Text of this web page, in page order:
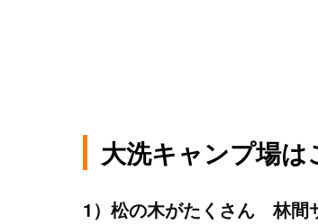
大洗キャンプ場は
1）松の木がたくさん 林間